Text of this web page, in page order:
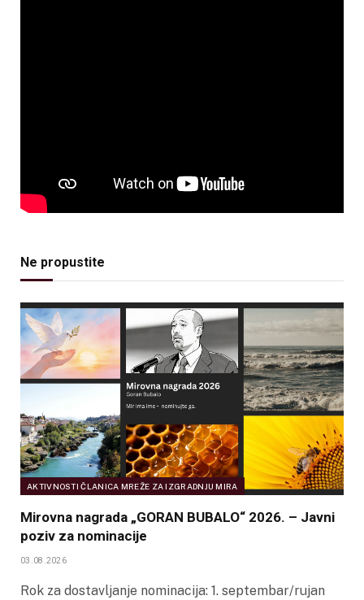
Ne propustite
AKTIVNOSTI ČLANICA MREŽE ZA IZGRADNJU MIRA
Mirovna nagrada „GORAN BUBALO“ 2026. – Javni
poziv za nominacije
03.08.2026
Rok za dostavljanje nominacija: 1. septembar/rujan